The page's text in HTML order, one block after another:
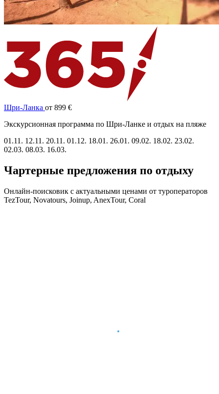
Шри-Ланка от 899 €
Экскурсионная программа по Шри-Ланке и отдых на пляже
01.11. 12.11. 20.11. 01.12. 18.01. 26.01. 09.02. 18.02. 23.02.
02.03. 08.03. 16.03.
Чартерные предложения по отдыху
Онлайн-поисковик с актуальными ценами от туроператоров
TezTour, Novatours, Joinup, AnexTour, Coral